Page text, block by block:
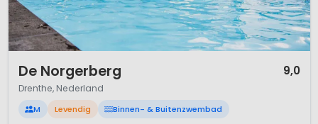
De Norgerberg 9,0
Drenthe, Nederland
M Levendig Binnen- & Buitenzwembad